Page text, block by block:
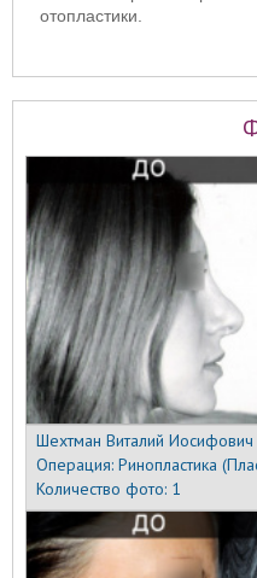
отопластики.
Шехтман Виталий Иосифович
Операция:Ринопластика
Количество фото: 1